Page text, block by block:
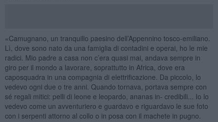
«Camugnano, un tranquillo paesino dell’Appennino tosco-emiliano.
Lì, dove sono nato da una famiglia di contadini e operai, ho le mie
radici. Mio padre a casa non c’era quasi mai, andava sempre in
giro per il mondo a lavorare, soprattutto in Africa, dove era
caposquadra in una compagnia di elettrificazione. Da piccolo, lo
vedevo ogni due o tre anni. Quando tornava, portava sempre con
sé regali mitici: pelli di leone e leopardo, ananas in- credibili... Io lo
vedevo come un avventuriero e guardavo e riguardavo le sue foto
con i serpenti attorno al collo o in posa con il machete in pugno.